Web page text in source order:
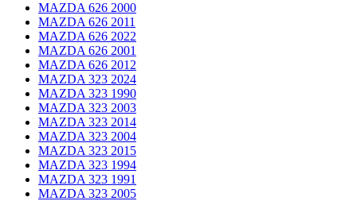
MAZDA 626 2000
MAZDA 626 2011
MAZDA 626 2022
MAZDA 626 2001
MAZDA 626 2012
MAZDA 323 2024
MAZDA 323 1990
MAZDA 323 2003
MAZDA 323 2014
MAZDA 323 2004
MAZDA 323 2015
MAZDA 323 1994
MAZDA 323 1991
MAZDA 323 2005